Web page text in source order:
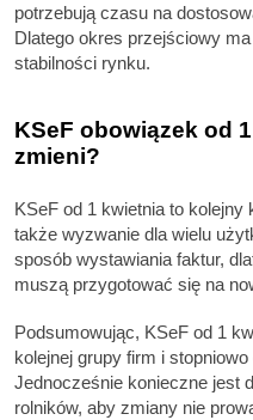
potrzebują czasu na
Dlatego okres przejściowy
stabilności rynku.
KSeF obowiązek od
zmieni?
KSeF od 1 kwietnia to
także wyzwanie dla wielu
sposób wystawiania faktur,
muszą przygotować się na
Podsumowując, KSeF od 1
kolejnej grupy firm i stopniowo
Jednocześnie konieczne jest
rolników, aby zmiany nie